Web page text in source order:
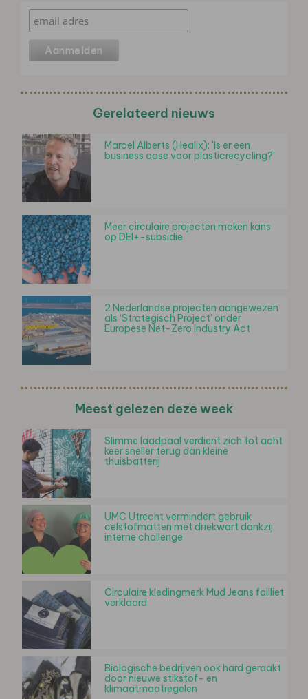
Gerelateerd nieuws
Marcel Alberts (Healix): 'Is er een
business case voor plasticrecycling?'
Meer circulaire projecten maken kans
op DEI+-subsidie
2 Nederlandse projecten aangewezen
als ‘Strategisch Project’ onder
Europese Net-Zero Industry Act
Meest gelezen deze week
Slimme laadpaal verdient zich tot acht
keer sneller terug dan kleine
thuisbatterij
UMC Utrecht vermindert gebruik
celstofmatten met driekwart dankzij
interne challenge
Circulaire kledingmerk Mud Jeans failliet
verklaard
Biologische bedrijven ook hard geraakt
door nieuwe stikstof- en
klimaatmaatregelen